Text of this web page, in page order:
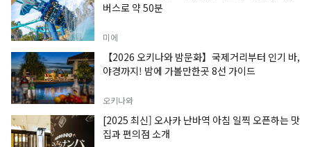
버스로 약 50분
미에
【2026 오키나와 밤문화】국제거리부터 인기 바,
야경까지! 밤에 가볼만한곳 8선 가이드
오키나와
[2025 최신] 오사카 난바역 아침 일찍 오픈하는 맛
집과 편의점 소개